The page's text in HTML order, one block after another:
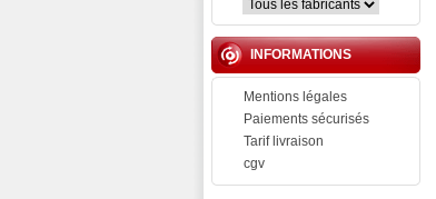
INFORMATIONS
Mentions légales
Paiements sécurisés
Tarif livraison
cgv